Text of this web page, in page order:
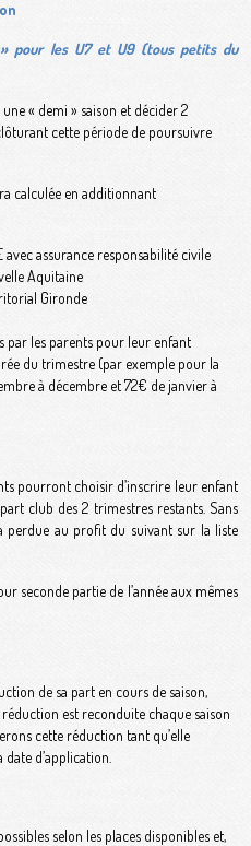
pour les U7 et U9 (tous petits du
« demi » saison et décider 2
cette période de poursuivre
calculée en additionnant
avec assurance responsabilité civile
Aquitaine
Gironde
par les parents pour leur enfant
du trimestre (par exemple pour la
à décembre et 72€ de janvier à
pourront choisir d’inscrire leur enfant
club des 2 trimestres restants. Sans
perdue au profit du suivant sur la liste
seconde partie de l’année aux mêmes
de sa part en cours de saison,
est reconduite chaque saison
cette réduction tant qu’elle
d’application.
selon les places disponibles et,